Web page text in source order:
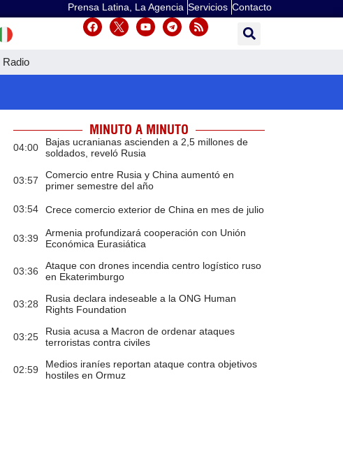
Prensa Latina, La Agencia Servicios Contacto
Radio
MINUTO A MINUTO
04:00
Bajas ucranianas ascienden a 2,5 millones de
soldados, reveló Rusia
03:57
Comercio entre Rusia y China aumentó en
primer semestre del año
03:54 Crece comercio exterior de China en mes de julio
03:39
Armenia profundizará cooperación con Unión
Económica Eurasiática
03:36
Ataque con drones incendia centro logístico ruso
en Ekaterimburgo
03:28
Rusia declara indeseable a la ONG Human
Rights Foundation
03:25
Rusia acusa a Macron de ordenar ataques
terroristas contra civiles
02:59
Medios iraníes reportan ataque contra objetivos
hostiles en Ormuz